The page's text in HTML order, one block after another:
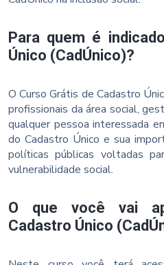
Para quem é
Único (CadÚnico)?
O Curso Grátis de Cadastro
profissionais da área social,
qualquer pessoa interessada
do Cadastro Único e sua
políticas públicas voltadas
vulnerabilidade social.
O que você vai
Cadastro Único